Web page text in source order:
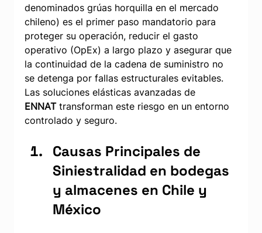
denominados grúas horquilla en el mercado
chileno) es el primer paso mandatorio para
proteger su operación, reducir el gasto
operativo (OpEx) a largo plazo y asegurar que
la continuidad de la cadena de suministro no
se detenga por fallas estructurales evitables.
Las soluciones elásticas avanzadas de
ENNAT transforman este riesgo en un entorno
controlado y seguro.
Causas Principales de
Siniestralidad en bodegas
y almacenes en Chile y
México